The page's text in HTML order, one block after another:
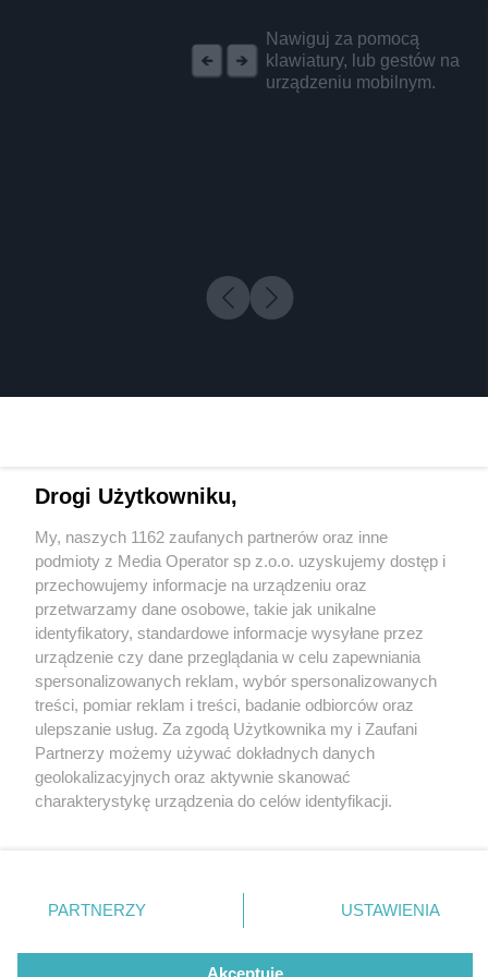
Nawiguj za pomocą
klawiatury, lub gestów na
urządzeniu mobilnym.
5 / 0
Wydawca mediów lokalnych
Nie zapomnij
zapoznać się z:
polityką prywatności regulamin korzystania z portali
Twojemiasto
Piekary Śląskie
Chorzów
Tarnowskie Góry
Gliwice
Skontakuj sięz nami
Kontakt
Wydawca
Redakcja
Drogi Użytkowniku,
My, naszych 1162 zaufanych partnerów oraz inne
podmioty z Media Operator sp z.o.o. uzyskujemy dostęp i
przechowujemy informacje na urządzeniu oraz
przetwarzamy dane osobowe, takie jak unikalne
identyfikatory, standardowe informacje wysyłane przez
urządzenie czy dane przeglądania w celu zapewniania
spersonalizowanych reklam, wybór spersonalizowanych
treści, pomiar reklam i treści, badanie odbiorców oraz
ulepszanie usług. Za zgodą Użytkownika my i Zaufani
Partnerzy możemy używać dokładnych danych
geolokalizacyjnych oraz aktywnie skanować
charakterystykę urządzenia do celów identyfikacji.
zmienić/wycofać klikając przycisk ustawień prywatności
znajdujący się w lewym dolnym rogu strony
rodzaje przetwarzania danych nie wymagają zgody
użytkownika, ale masz prawo sprzeciwić się takiemu
PARTNERZY USTAWIENIA
Akceptuję